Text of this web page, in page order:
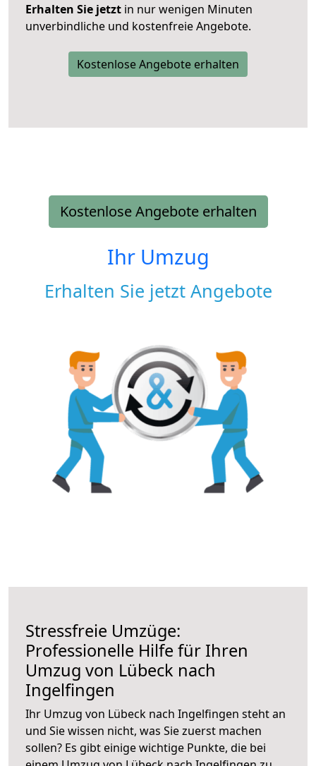
Erhalten Sie jetzt in nur wenigen Minuten
unverbindliche und kostenfreie Angebote.
Kostenlose Angebote erhalten
Kostenlose Angebote erhalten
Ihr Umzug
Erhalten Sie jetzt Angebote
Stressfreie Umzüge:
Professionelle Hilfe für Ihren
Umzug von Lübeck nach
Ingelfingen
Ihr Umzug von Lübeck nach Ingelfingen steht an
und Sie wissen nicht, was Sie zuerst machen
sollen? Es gibt einige wichtige Punkte, die bei